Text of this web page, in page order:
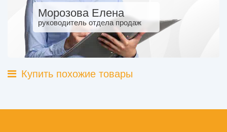
Морозова Елена
руководитель отдела продаж
Купить похожие товары